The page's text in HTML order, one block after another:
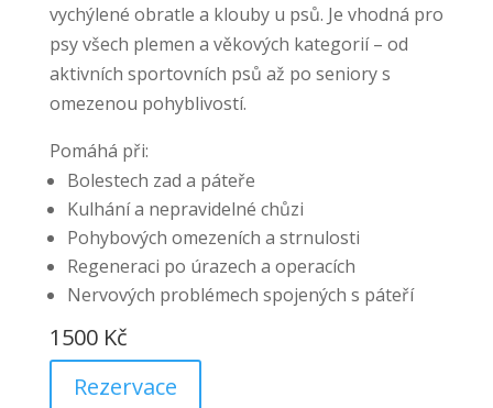
vychýlené obratle a klouby u psů. Je vhodná pro
psy všech plemen a věkových kategorií – od
aktivních sportovních psů až po seniory s
omezenou pohyblivostí.
Pomáhá při:
Bolestech zad a páteře
Kulhání a nepravidelné chůzi
Pohybových omezeních a strnulosti
Regeneraci po úrazech a operacích
Nervových problémech spojených s páteří
1500 Kč
Rezervace